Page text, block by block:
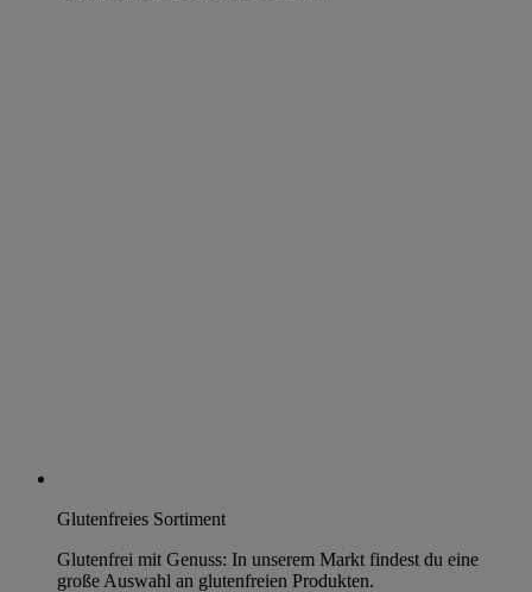
Glutenfreies Sortiment
Glutenfrei mit Genuss: In unserem Markt findest du eine
große Auswahl an glutenfreien Produkten.